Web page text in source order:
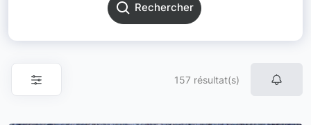
Rechercher
157 résultat(s)